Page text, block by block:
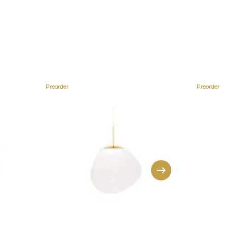
Preorder Preorder